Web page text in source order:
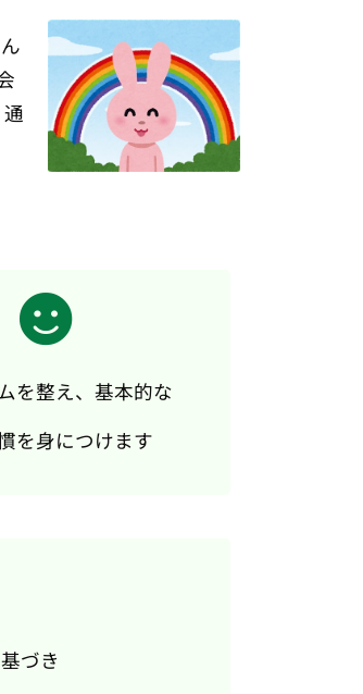
を整え、基本的な
を身につけます
づき